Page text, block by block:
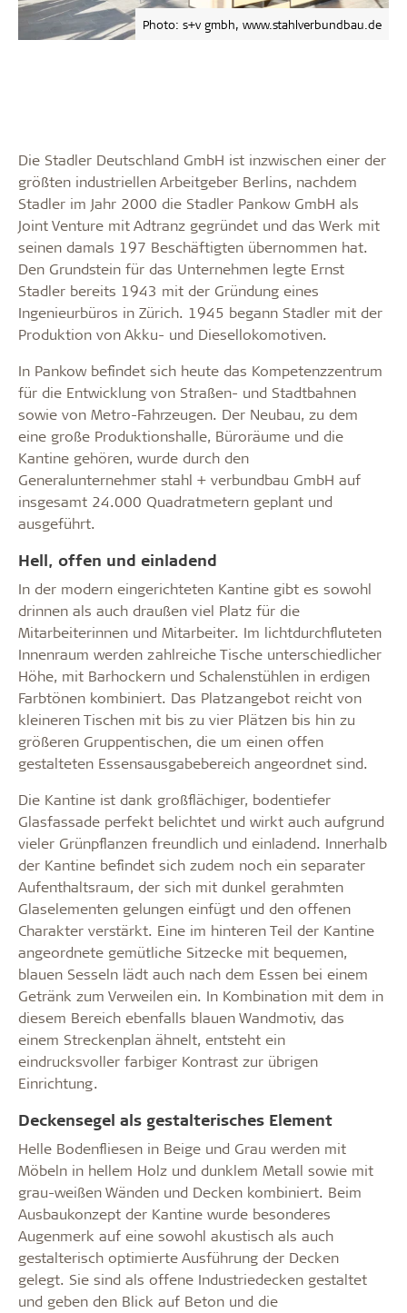
Photo: s+v gmbh, www.stahlverbundbau.de
Die Stadler Deutschland GmbH ist inzwischen einer der
größten industriellen Arbeitgeber Berlins, nachdem
Stadler im Jahr 2000 die Stadler Pankow GmbH als
Joint Venture mit Adtranz gegründet und das Werk mit
seinen damals 197 Beschäftigten übernommen hat.
Den Grundstein für das Unternehmen legte Ernst
Stadler bereits 1943 mit der Gründung eines
Ingenieurbüros in Zürich. 1945 begann Stadler mit der
Produktion von Akku- und Diesellokomotiven.
In Pankow befindet sich heute das Kompetenzzentrum
für die Entwicklung von Straßen- und Stadtbahnen
sowie von Metro-Fahrzeugen. Der Neubau, zu dem
eine große Produktionshalle, Büroräume und die
Kantine gehören, wurde durch den
Generalunternehmer stahl + verbundbau GmbH auf
insgesamt 24.000 Quadratmetern geplant und
ausgeführt.
Hell, offen und einladend
In der modern eingerichteten Kantine gibt es sowohl
drinnen als auch draußen viel Platz für die
Mitarbeiterinnen und Mitarbeiter. Im lichtdurchfluteten
Innenraum werden zahlreiche Tische unterschiedlicher
Höhe, mit Barhockern und Schalenstühlen in erdigen
Farbtönen kombiniert. Das Platzangebot reicht von
kleineren Tischen mit bis zu vier Plätzen bis hin zu
größeren Gruppentischen, die um einen offen
gestalteten Essensausgabebereich angeordnet sind.
Die Kantine ist dank großflächiger, bodentiefer
Glasfassade perfekt belichtet und wirkt auch aufgrund
vieler Grünpflanzen freundlich und einladend. Innerhalb
der Kantine befindet sich zudem noch ein separater
Aufenthaltsraum, der sich mit dunkel gerahmten
Glaselementen gelungen einfügt und den offenen
Charakter verstärkt. Eine im hinteren Teil der Kantine
angeordnete gemütliche Sitzecke mit bequemen,
blauen Sesseln lädt auch nach dem Essen bei einem
Getränk zum Verweilen ein. In Kombination mit dem in
diesem Bereich ebenfalls blauen Wandmotiv, das
einem Streckenplan ähnelt, entsteht ein
eindrucksvoller farbiger Kontrast zur übrigen
Einrichtung.
Deckensegel als gestalterisches Element
Helle Bodenfliesen in Beige und Grau werden mit
Möbeln in hellem Holz und dunklem Metall sowie mit
grau-weißen Wänden und Decken kombiniert. Beim
Ausbaukonzept der Kantine wurde besonderes
Augenmerk auf eine sowohl akustisch als auch
gestalterisch optimierte Ausführung der Decken
gelegt. Sie sind als offene Industriedecken gestaltet
und geben den Blick auf Beton und die